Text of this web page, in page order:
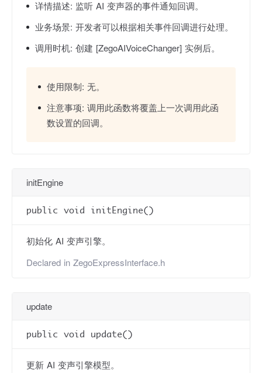
详情描述: 监听 AI 变声器的事件通知回调。
业务场景: 开发者可以根据相关事件回调进行处理。
调用时机: 创建 [ZegoAIVoiceChanger] 实例后。
使用限制: 无。
注意事项: 调用此函数将覆盖上一次调用此函
数设置的回调。
initEngine
public void initEngine()
初始化 AI 变声引擎。
Declared in ZegoExpressInterface.h
update
public void update()
更新 AI 变声引擎模型。